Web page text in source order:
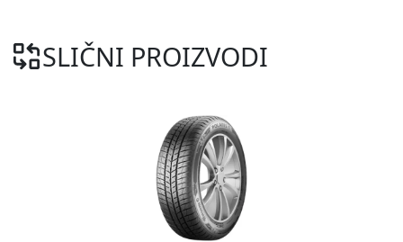
SLIČNI PROIZVODI